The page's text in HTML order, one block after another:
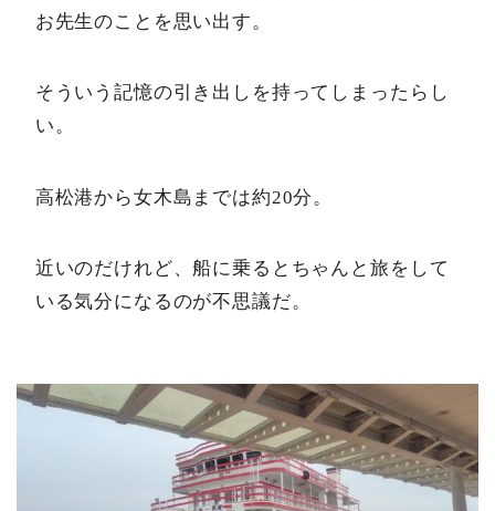
お先生のことを思い出す。
そういう記憶の引き出しを持ってしまったらし
い。
高松港から女木島までは約20分。
近いのだけれど、船に乗るとちゃんと旅をして
いる気分になるのが不思議だ。